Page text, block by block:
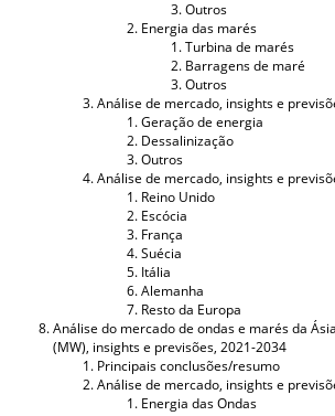
Outros
Energia das marés
Turbina de marés
Barragens de maré
Outros
Análise de mercado, insights e
Geração de energia
Dessalinização
Outros
Análise de mercado, insights e
Reino Unido
Escócia
França
Suécia
Itália
Alemanha
Resto da Europa
Análise do mercado de ondas e marés da
(MW), insights e previsões, 2021-2034
Principais conclusões/resumo
Análise de mercado, insights e
Energia das Ondas